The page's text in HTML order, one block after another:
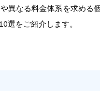
異なる料金体系を求める
選をご紹介します。